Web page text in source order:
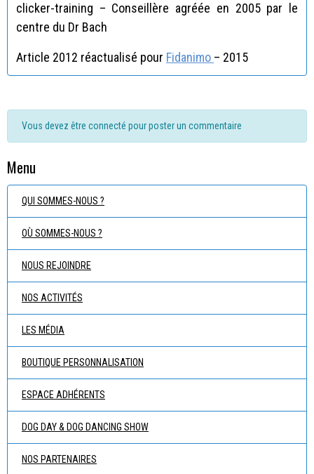
clicker-training – Conseillère agréée en 2005 par le
centre du Dr Bach
Article 2012 réactualisé pour Fidanimo – 2015
Vous devez être connecté pour poster un commentaire
Menu
QUI SOMMES-NOUS ?
OÙ SOMMES-NOUS ?
NOUS REJOINDRE
NOS ACTIVITÉS
LES MÉDIA
BOUTIQUE PERSONNALISATION
ESPACE ADHÉRENTS
DOG DAY & DOG DANCING SHOW
NOS PARTENAIRES